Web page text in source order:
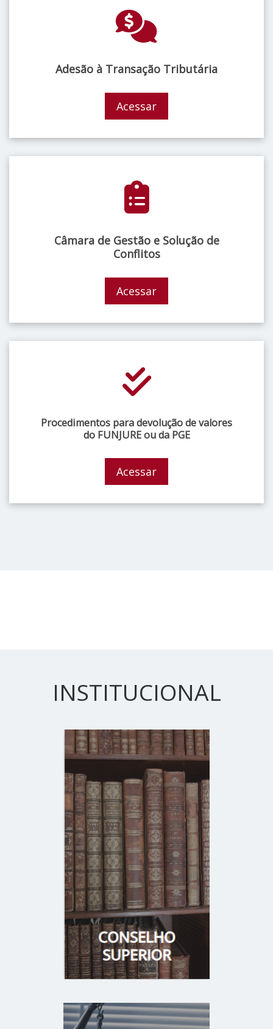
Adesão à Transação Tributária
Acessar
Câmara de Gestão e Solução de
Conflitos
Acessar
Procedimentos para devolução de valores
do FUNJURE ou da PGE
Acessar
INSTITUCIONAL